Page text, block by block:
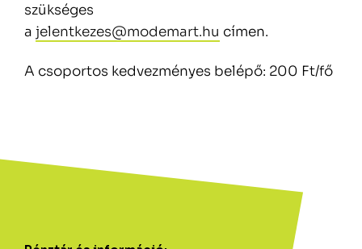
szükséges
a jelentkezes@modemart.hu címen.
A csoportos kedvezményes belépő: 200 Ft/fő